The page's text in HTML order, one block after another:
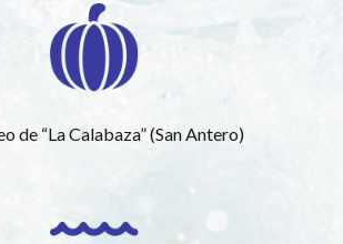
de “La Calabaza” (San Antero)